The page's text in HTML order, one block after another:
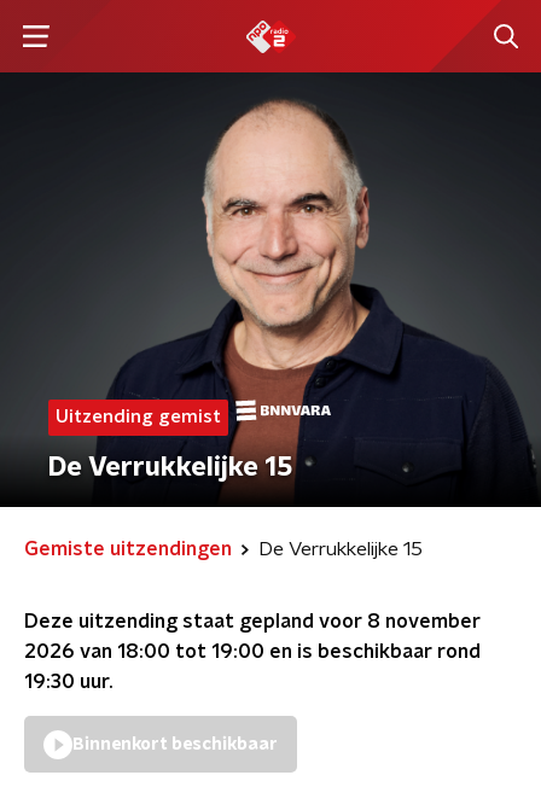
Uitzending gemist
De Verrukkelijke 15
Gemiste uitzendingen De Verrukkelijke 15
Deze uitzending staat gepland voor 8 november
2026 van 18:00 tot 19:00 en is beschikbaar rond
19:30 uur.
Binnenkort beschikbaar